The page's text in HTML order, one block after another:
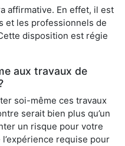
affirmative. En effet, il est
et les professionnels de
disposition est régie
aux travaux de
soi-même ces travaux
serait bien plus qu’un
un risque pour votre
requise pour